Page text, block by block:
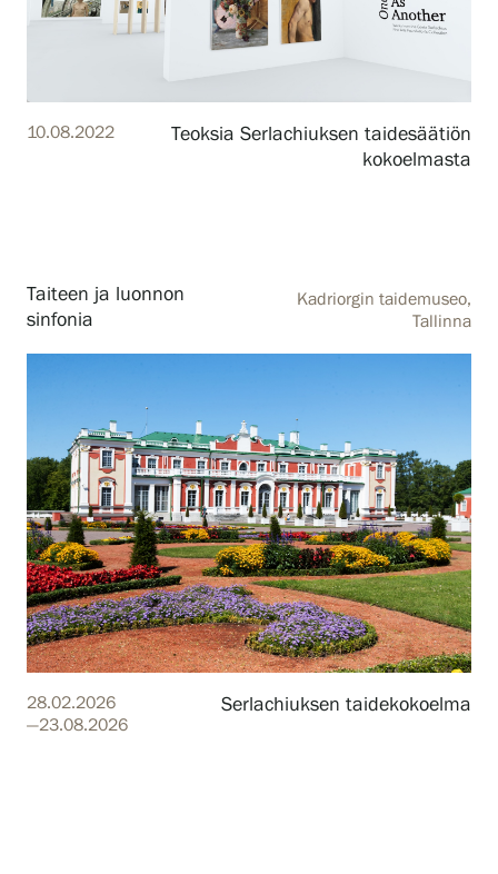
10.08.2022
Teoksia Serlachiuksen taidesäätiön
kokoelmasta
Taiteen ja luonnon
sinfonia
Kadriorgin taidemuseo,
Tallinna
28.02.2026
—23.08.2026
Serlachiuksen taidekokoelma